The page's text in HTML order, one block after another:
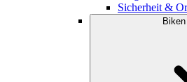
Sicherheit &